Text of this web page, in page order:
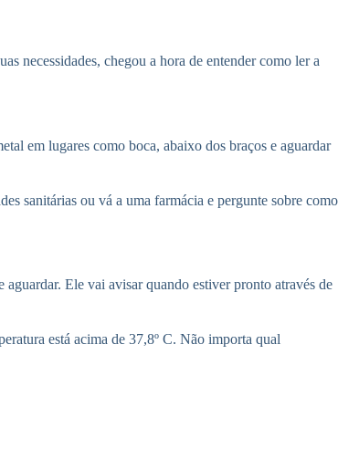
necessidades, chegou a hora de entender como ler a
em lugares como boca, abaixo dos braços e aguardar
sanitárias ou vá a uma farmácia e pergunte sobre como
Ele vai avisar quando estiver pronto através de
está acima de 37,8º C. Não importa qual